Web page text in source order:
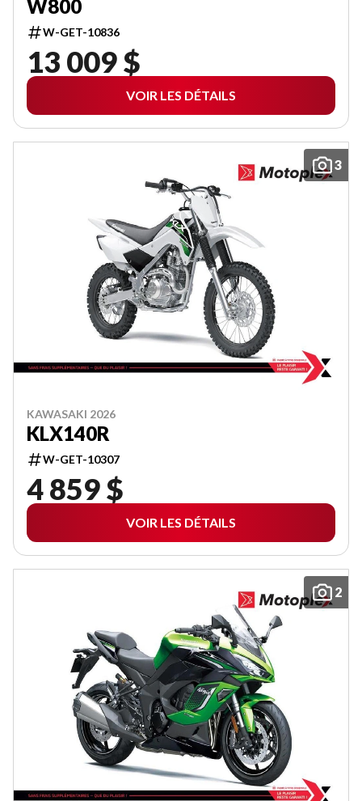
W800
W-GET-10836
13 009 $
VOIR LES DÉTAILS
3
KAWASAKI 2026
KLX140R
W-GET-10307
4 859 $
VOIR LES DÉTAILS
2